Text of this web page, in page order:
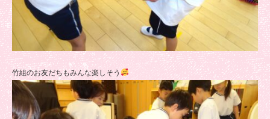
竹組のお友だちもみんな楽しそう